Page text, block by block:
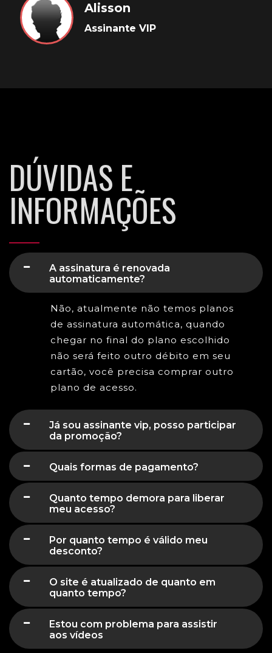
Alisson
Assinante VIP
DÚVIDAS E
INFORMAÇÕES
A assinatura é renovada
automaticamente?
Não, atualmente não temos planos
de assinatura automática, quando
chegar no final do plano escolhido
não será feito outro débito em seu
cartão, você precisa comprar outro
plano de acesso.
Já sou assinante vip, posso participar
da promoção?
Quais formas de pagamento?
Quanto tempo demora para liberar
meu acesso?
Por quanto tempo é válido meu
desconto?
O site é atualizado de quanto em
quanto tempo?
Estou com problema para assistir
aos vídeos